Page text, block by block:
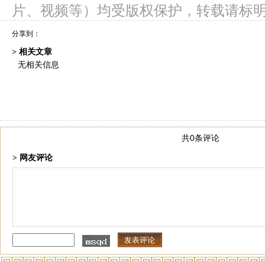
片、视频等）均受版权保护，转载请标
分享到：
> 相关文章
无相关信息
共0条评论
> 网友评论